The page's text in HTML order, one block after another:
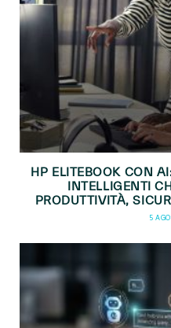
HP ELITEBOOK CON
INTELLIGENTI
PRODUTTIVITÀ,
5